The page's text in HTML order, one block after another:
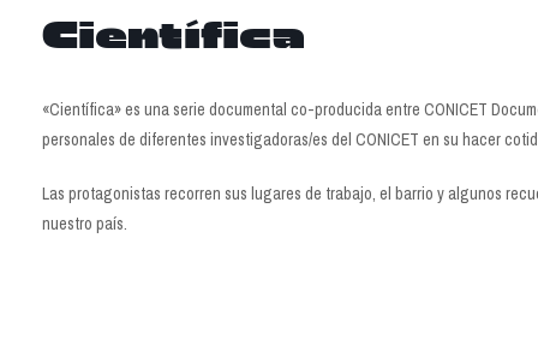
Científica
«Científica» es una serie documental co-producida entre CONICET
personales de diferentes investigadoras/es del CONICET en su hacer
Las protagonistas recorren sus lugares de trabajo, el barrio y algunos
nuestro país.